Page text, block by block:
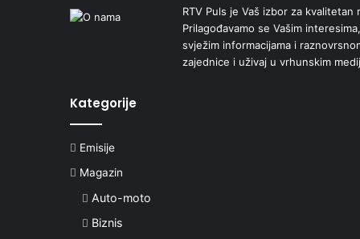
RTV Puls je Vaš izbor za
Prilagođavamo se Vašim
svježim informacijama i
zajednice i uživaj u vrhunskim
Kategorije
Emisije
Magazin
Auto-moto
Biznis